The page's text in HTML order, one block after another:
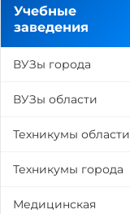
Учебные
заведения
ВУЗы города
ВУЗы области
Техникумы области
Техникумы города
Медицинская